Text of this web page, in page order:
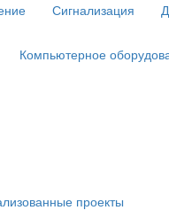
Сигнализация
Компьютерное
проекты